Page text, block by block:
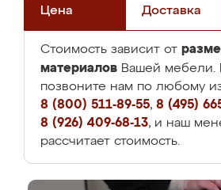
Цена Доставка
Стоимость зависит от
материалов Вашей мебели.
позвоните нам по любому
8 (800) 511-89-55, 8 (495)
8 (926) 409-68-13, и наш
рассчитает стоимость.